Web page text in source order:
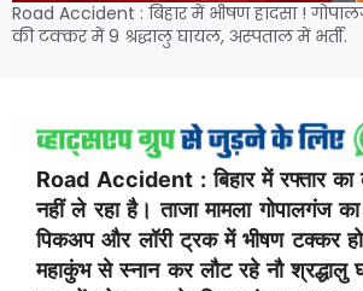
Road Accident : बिहार में भीषण हादसा !
की टक्कर में 9 श्रद्धालु घायल, अस्पताल में भर्ती.
Road Accident : बिहार में रफ्तार का
नहीं ले रहा है। ताजा मामला गोपालगंज
पिकअप और लॉरी ट्रक में भीषण टक्कर
महाकुंभ से स्नान कर लौट रहे नौ श्रद्धालु